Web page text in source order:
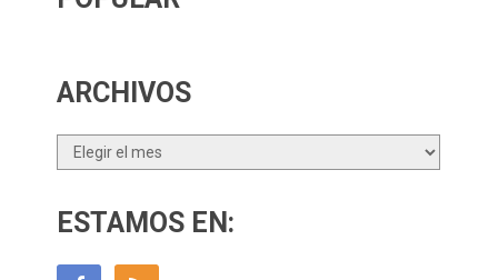
ARCHIVOS
Archivos
ESTAMOS EN: